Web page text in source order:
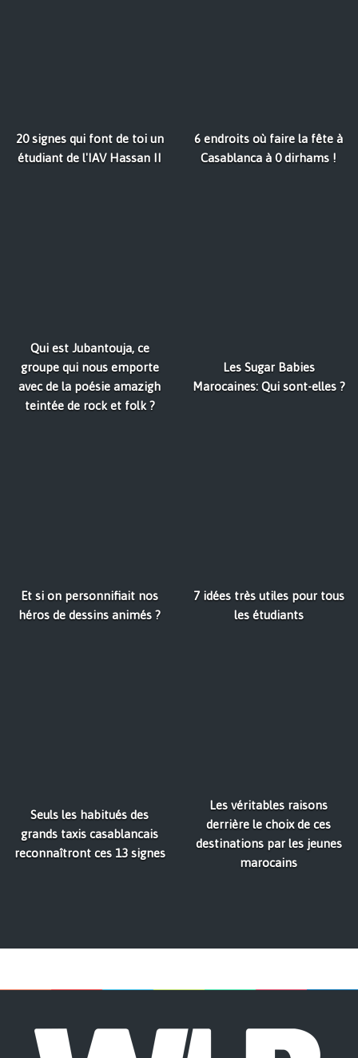
20 signes qui font de toi un
étudiant de l'IAV Hassan II
6 endroits où faire la fête à
Casablanca à 0 dirhams !
Qui est Jubantouja, ce
groupe qui nous emporte
avec de la poésie amazigh
teintée de rock et folk ?
Les Sugar Babies
Marocaines: Qui sont-elles ?
Et si on personnifiait nos
héros de dessins animés ?
7 idées très utiles pour tous
les étudiants
Seuls les habitués des
grands taxis casablancais
reconnaîtront ces 13 signes
Les véritables raisons
derrière le choix de ces
destinations par les jeunes
marocains